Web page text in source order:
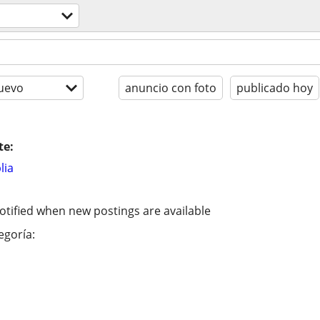
anuncio con foto publicado hoy
when new postings are available